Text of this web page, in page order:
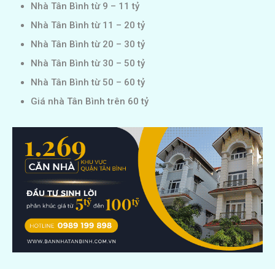
Nhà Tân Bình từ 9 – 11 tỷ
Nhà Tân Bình từ 11 – 20 tỷ
Nhà Tân Bình từ 20 – 30 tỷ
Nhà Tân Bình từ 30 – 50 tỷ
Nhà Tân Bình từ 50 – 60 tỷ
Giá nhà Tân Bình trên 60 tỷ